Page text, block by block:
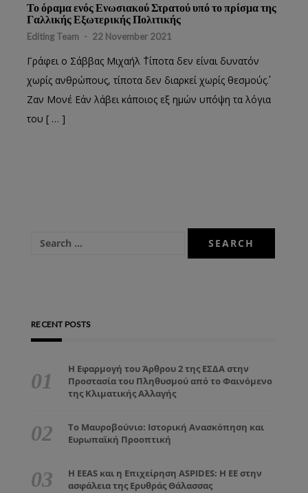
Το όραμα ενός Ενωσιακού Στρατού υπό το πρίσμα της
Γαλλικής Εξωτερικής Πολιτικής
Editing Team - 22 November 2021
Γράφει ο Σάββας Μιχαήλ ΄΄Τίποτα δεν είναι δυνατόν
χωρίς ανθρώπους, τίποτα δεν διαρκεί χωρίς θεσμούς΄΄.
Ζαν Μονέ Εάν λάβει κάποιος εξ ημών υπόψη τα λόγια
του [ … ]
RECENT POSTS
Η Εφαρμογή του Άρθρου 2 της ΕΣΔΑ στην
Προστασία του Πληθυσμού από το Φαινόμενο
της Κλιματικής Αλλαγής
Το Μαυροβούνιο: Ιστορική Ανασκόπηση και
Ευρωπαϊκή Προοπτική
Η EEAS και η Επιχείρηση ASPIDES: Η ΕΕ στην
ασφάλεια της Ερυθράς Θάλασσας